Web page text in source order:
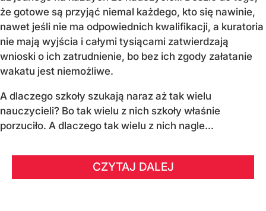
że gotowe są przyjąć niemal każdego, kto się nawinie,
nawet jeśli nie ma odpowiednich kwalifikacji, a kuratoria
nie mają wyjścia i całymi tysiącami zatwierdzają
wnioski o ich zatrudnienie, bo bez ich zgody załatanie
wakatu jest niemożliwe.
A dlaczego szkoły szukają naraz aż tak wielu
nauczycieli? Bo tak wielu z nich szkoły właśnie
porzuciło. A dlaczego tak wielu z nich nagle...
CZYTAJ DALEJ